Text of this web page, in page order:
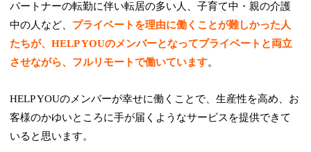
パートナーの転勤に伴い転居の多い人、子育て中・親の介護
中の人など、 プライベートを理由に働くことが難しかった人
たちが、HELP YOUのメンバーとなってプライベートと両立
させながら、フルリモートで働いています。
HELP YOUのメンバーが幸せに働くことで、生産性を高め、お
客様のかゆいところに手が届くようなサービスを提供できて
いると思います。